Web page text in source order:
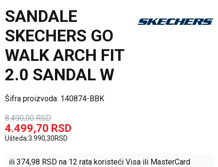
SANDALE
SKECHERS GO
WALK ARCH FIT
2.0 SANDAL W
Šifra proizvoda: 140874-BBK
8.490,00 RSD
4.499,70 RSD
Ušteda:3.990,30RSD
ili 374,98 RSD na 12 rata koristeći Visa ili MasterCard